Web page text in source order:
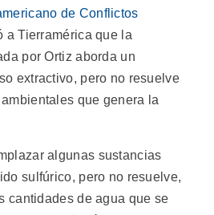
de Conflictos
a Tierramérica que la
por Ortiz aborda un
extractivo, pero no resuelve
que genera la
algunas sustancias
sulfúrico, pero no resuelve,
cantidades de agua que se